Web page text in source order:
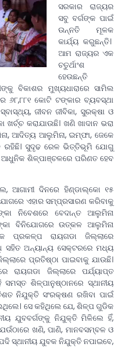
ସରକାର ରାଜ୍ୟର
ସବୁ ବର୍ଗଙ୍କ ପାଇଁ
ଉନ୍ନତି ମୂଳକ
କାର୍ଯ୍ୟ କରୁଛନ୍ତି।
ଆମ ରାଜ୍ୟର ଏକ
ଚତୁର୍ଥାଂଶ
ହେଉଛନ୍ତି
ବିକାଶର ମୁଖ୍ୟଧାରାରେ ସାମିଲ
୬୮,୮୮୧ କୋଟି ଟଙ୍କାର ବ୍ୟବସ୍ଥା
ଜୀବନ ଜୀବିକା, ସୁରକ୍ଷା ଓ
କରାଯାଉଛି। ଖଣି ଖାଦାନ ଭରା
ଆଦିତ୍ୟ ଆଲୁମିନା, ଇମ୍ଫା, ଜେକେ
ରହିଛି। ସୁଦୃଢ ରେଳ ଭିତ୍ତିଭୂମି ଯୋଗୁ
ଶିଳ୍ପାଞ୍ଚଳରେ ପରିଣତ ହେବ
ଆଗାମୀ ଦିନରେ ହିଣ୍ଡାଲ୍‌କୋ ୧୫
ଏହାର ସମ୍ପ୍ରସାରଣ କରିବାକୁ
ନିବେଶରେ ବେଦାନ୍ତ ଆଲୁମିନା
ବିନିଯୋଗରେ ଉତ୍କଳ ଆଲୁମିନା
ପ୍ରକଳ୍ପ ରାୟଗଡା ଜିଲ୍ଲାରେ
ସହିତ ଅନ୍ୟାନ୍ୟ ସେକ୍ଟରରେ ମଧ୍ୟ
ପ୍ରତିଷ୍ଠା ପାଇବାକୁ ଯାଉଛି।
ରାୟଗଡା ଜିଲ୍ଲାରେ ପର୍ଯ୍ୟାପ୍ତ
ଶିଳ୍ପାନୁଷ୍ଠାନରେ ସ୍ଥାନୀୟ
ନିଯୁକ୍ତି ସଂରକ୍ଷଣ ରଖିବା ପାଇଁ
ସେ କହିଥିଲେ ଯେ, ଶିଳ୍ପ ଗୁଡିକ
ଯୁବବର୍ଗଙ୍କୁ ନିଯୁକ୍ତି ମିଳିଲେ ହିଁ,
ଖଣି, ପାଣି, ମାନବସମ୍ବଳ ଓ
ସ୍ଥାନୀୟ ଯୁବକ ନିଯୁକ୍ତି ନପାଇବେ,